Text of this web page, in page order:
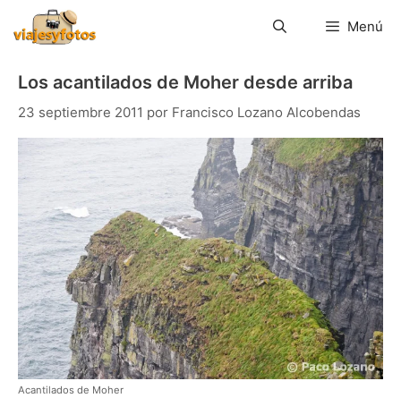
contenido
Menú
Los acantilados de Moher desde arriba
23 septiembre 2011 por Francisco Lozano Alcobendas
Acantilados de Moher